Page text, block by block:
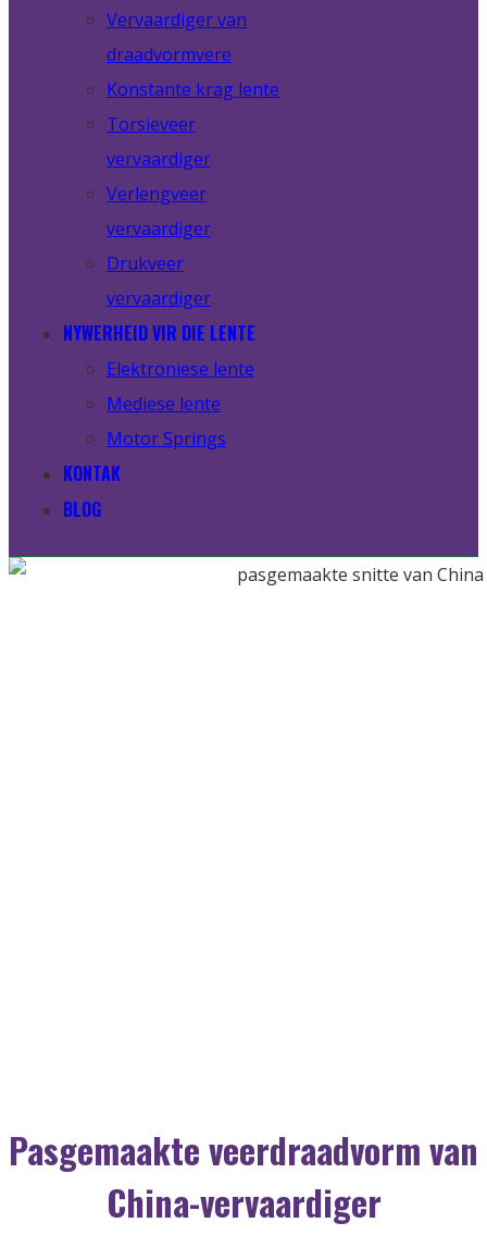
Vervaardiger van
draadvormvere
Konstante krag lente
Torsieveer
vervaardiger
Verlengveer
vervaardiger
Drukveer
vervaardiger
NYWERHEID VIR DIE LENTE
Elektroniese lente
Mediese lente
Motor Springs
KONTAK
BLOG
Pasgemaakte veerdraadvorm van
China-vervaardiger